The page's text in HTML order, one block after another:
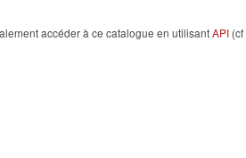
accéder à ce catalogue en utilisantAPI (cf